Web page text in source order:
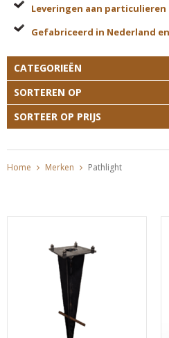
Leveringen aan
Gefabriceerd in Nederland
CATEGORIEËN
SORTEREN OP
SORTEER OP PRIJS
Home Merken Pathlight